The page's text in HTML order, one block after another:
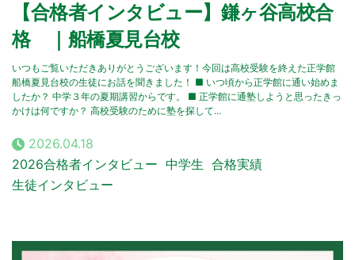
【合格者インタビュー】鎌ヶ谷高校合
格 ｜船橋夏見台校
いつもご覧いただきありがとうございます！今回は高校受験を終えた正学館
船橋夏見台校の生徒にお話を聞きました！ ■ いつ頃から正学館に通い始めま
したか？ 中学３年の夏期講習からです。 ■ 正学館に通塾しようと思ったきっ
かけは何ですか？ 高校受験のために塾を探して...
2026.04.18
2026合格者インタビュー 中学生 合格実績
生徒インタビュー